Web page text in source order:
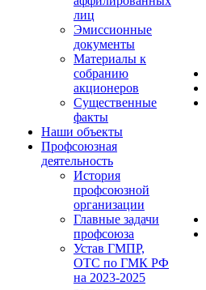
лиц
Эмиссионные
документы
Материалы к
собранию
акционеров
Существенные
факты
Наши объекты
Профсоюзная
деятельность
История
профсоюзной
организации
Главные задачи
профсоюза
Устав ГМПР,
ОТС по ГМК РФ
на 2023-2025